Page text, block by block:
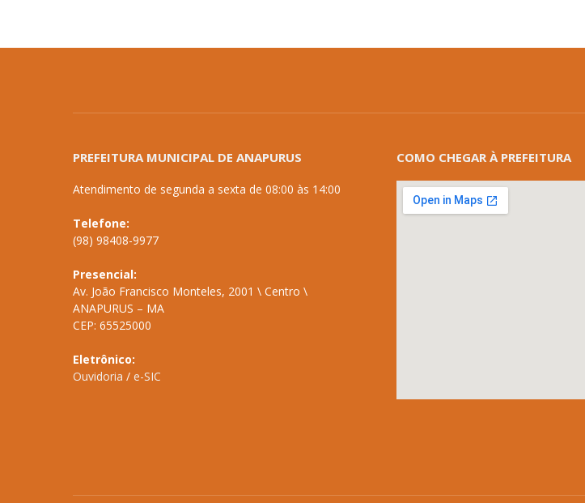
PREFEITURA MUNICIPAL DE ANAPURUS
Atendimento de segunda a sexta de 08:00 às 14:00
Telefone:
(98) 98408-9977
Presencial:
Av. João Francisco Monteles, 2001 \ Centro \
ANAPURUS – MA
CEP: 65525000
Eletrônico:
Ouvidoria / e-SIC
COMO CHEGAR À PREFEITURA